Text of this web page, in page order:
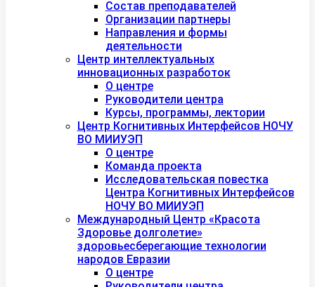
Состав преподавателей
Организации партнеры
Направления и формы
деятельности
Центр интеллектуальных
инновационных разработок
О центре
Руководители центра
Курсы, программы, лектории
Центр Когнитивных Интерфейсов НОЧУ
ВО МИИУЭП
О центре
Команда проекта
Исследовательская повестка
Центра Когнитивных Интерфейсов
НОЧУ ВО МИИУЭП
Международный Центр «Красота
Здоровье долголетие»
здоровьесберегающие технологии
народов Евразии
О центре